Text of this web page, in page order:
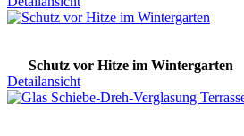
Schutz vor Hitze im Wintergarten
Detailansicht